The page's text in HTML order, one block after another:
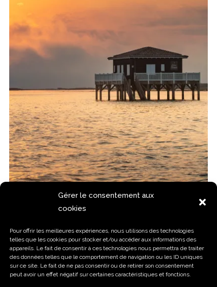
Gérer le consentement aux
cookies
Pour offrir les meilleures expériences, nous utilisons des technologies
telles que les cookies pour stocker et/ou accéder aux informations des
appareils. Le fait de consentir à ces technologies nous permettra de traiter
des données telles que le comportement de navigation ou les ID uniques
sur ce site. Le fait de ne pas consentir ou de retirer son consentement
peut avoir un effet négatif sur certaines caractéristiques et fonctions.
Vue rapide
Décoration Intérieur, Papier Peint
WallPaper Décoration Mural Bassin d’Arcachon